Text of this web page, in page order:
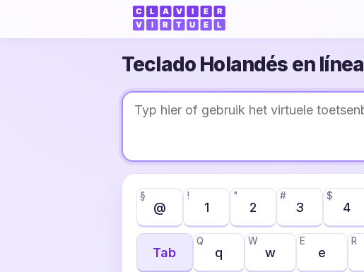
Teclado Holandés en línea
@
§
1
!
2
"
3
#
4
$
Tab q
Q
w
W
e
E R